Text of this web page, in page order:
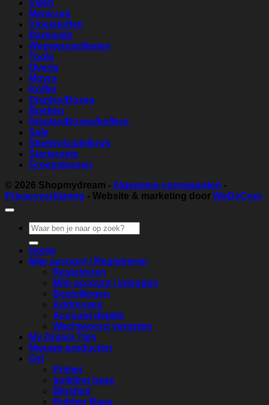
Vijlen
Manicure
Vloeistoffen
Barbicide
Wegwerpartikelen
Tools
Overig
Moyra
Koffer
Display/Boxes
Boeken
Display/Boxes/koffers
Sale
Stoelen/zadelkruk
Startersets
Groepslessen
© 2026 Shopmydream - Algemene voorwaarden -
Privacyverklaring - Website & marketing door WeDeCom
Zoeken
naar:
Home
Mijn account / Registreren
Registreren
Mijn account / Inloggen
Bestellingen
Addresses
Account details
Wachtwoord vergeten
My Dream Tips
Nieuwe producten
Gel
Primer
building base
Blushes
Rubber Base